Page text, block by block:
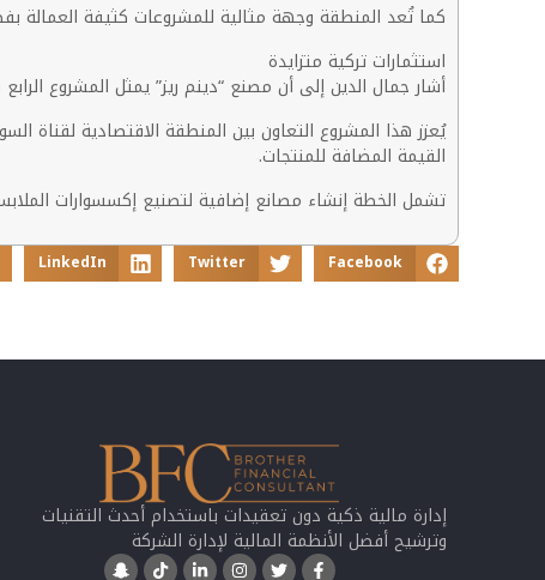
كما تُعد المنطقة وجهة مثالية للمشروعات كثيفة العمالة
استثمارات تركية متزايدة
أشار جمال الدين إلى أن مصنع “دينم ريز” يمثل المشروع
يُعزز هذا المشروع التعاون بين المنطقة الاقتصادية لقناة
القيمة المضافة للمنتجات.
تشمل الخطة إنشاء مصانع إضافية لتصنيع إكسسوارات
Facebook
Twitter
LinkedIn
إدارة مالية ذكية دون تعقيدات باستخدام أحدث التقنيات
وترشيح أفضل الأنظمة المالية لإدارة الشركة